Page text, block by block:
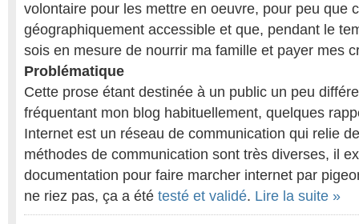
volontaire pour les mettre en oeuvre, pour peu que
géographiquement accessible et que, pendant le
sois en mesure de nourrir ma famille et payer mes
Problématique
Cette prose étant destinée à un public un peu
fréquentant mon blog habituellement, quelques
Internet est un réseau de communication qui relie
méthodes de communication sont très diverses, il
documentation pour faire marcher internet par
ne riez pas, ça a été testé et validé. Lire la suite »